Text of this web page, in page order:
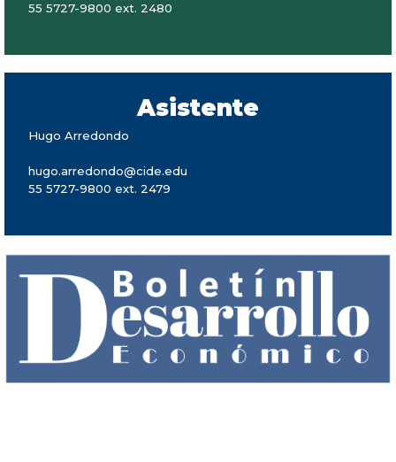
55 5727-9800 ext. 2480
Asistente
Hugo Arredondo
hugo.arredondo@cide.edu
55 5727-9800 ext. 2479